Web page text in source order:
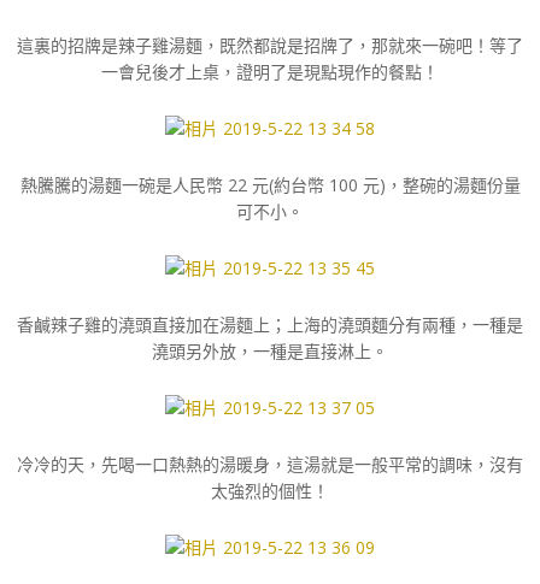
這裏的招牌是辣子雞湯麵，既然都說是招牌了，那就來一碗吧！等了
一會兒後才上桌，證明了是現點現作的餐點！
熱騰騰的湯麵一碗是人民幣 22 元(約台幣 100 元)，整碗的湯麵份量
可不小。
香鹹辣子雞的澆頭直接加在湯麵上；上海的澆頭麵分有兩種，一種是
澆頭另外放，一種是直接淋上。
冷冷的天，先喝一口熱熱的湯暖身，這湯就是一般平常的調味，沒有
太強烈的個性！